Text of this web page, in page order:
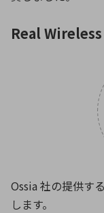
Real
Ossia 社の提供す
します。